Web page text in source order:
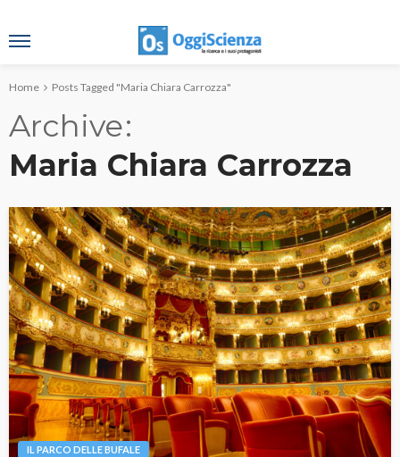
Home Posts Tagged "Maria Chiara Carrozza"
Archive
Maria Chiara Carrozza
IL PARCO DELLE BUFALE